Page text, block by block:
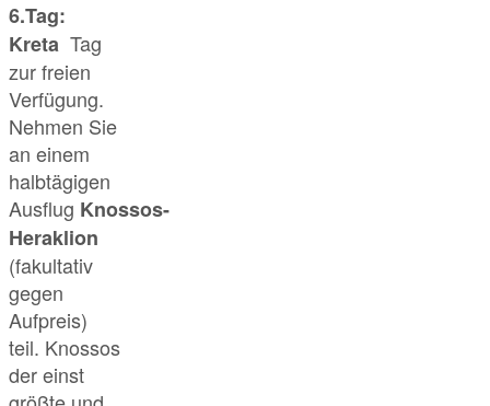
6.Tag:
Kreta Tag
zur freien
Verfügung.
Nehmen Sie
an einem
halbtägigen
Ausflug Knossos-
Heraklion
(fakultativ
gegen
Aufpreis)
teil. Knossos
der einst